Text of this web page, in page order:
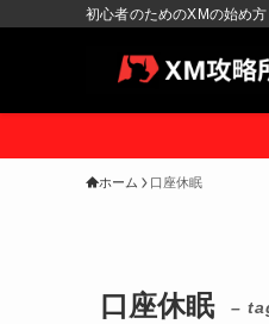
初心者のためのXMの始め方
ホーム 口座休眠
口座休眠 –